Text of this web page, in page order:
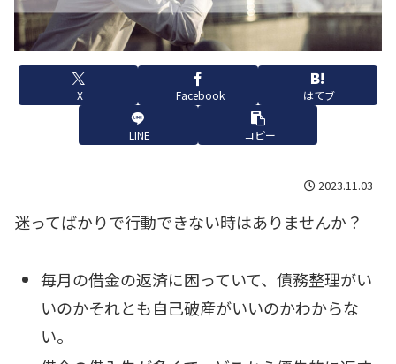
X Facebook はてブ
LINE コピー
2023.11.03
迷ってばかりで行動できない時はありませんか？
毎月の借金の返済に困っていて、債務整理がい
いのかそれとも自己破産がいいのかわからな
い。